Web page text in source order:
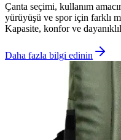
Çanta seçimi, kullanım
yürüyüşü ve spor için farklı
Kapasite, konfor ve
Daha fazla bilgi edinin